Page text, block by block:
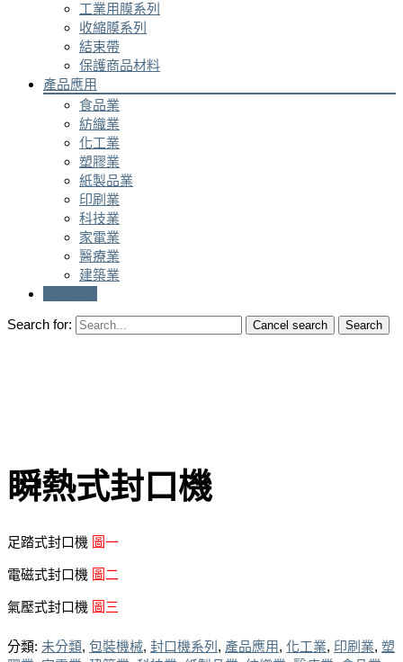
工業用膜系列
收縮膜系列
結束帶
保護商品材料
產品應用
食品業
紡織業
化工業
塑膠業
紙製品業
印刷業
科技業
家電業
醫療業
建築業
Search for:
Cancel search Search
瞬熱式封口機
足踏式封口機 圖一
電磁式封口機 圖二
氣壓式封口機 圖三
分類: 未分類, 包裝機械, 封口機系列 , 產品應用, 化工業, 印刷業, 塑